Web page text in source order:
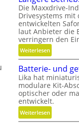
n
Die Maxxdrive-
Drivesystems
entwickelten
laut Anbieter die
verringern den
Weiterlesen:
L
ä
n
g
e
r
e
Batterie- und
Lika hat
modulare Kit-
optischer oder
entwickelt.
Weiterlesen:
B